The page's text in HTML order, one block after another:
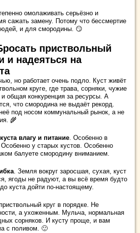
омолаживать серьёзно и
сажать замену. Потому что бессмертие
и для смородины. 😏
приствольный
и надеяться на
но работает очень подло. Куст живёт
круге, где трава, сорняки, чужие
и общая конкуренция за ресурсы. А
что смородина не выдаёт рекорд.
под носом коммунальный рынок, а не
🌾
влагу и питание. Особенно в
у старых кустов. Особенно
балуете смородину вниманием.
. Земля вокруг заросшая, сухая, куст
ягоды не радуют, а вы всё время будто
куста дойти по-настоящему.
круг в порядке. Не
а ухоженным. Мульча, нормальная
сорняков. И кусту проще, и вам
с поливом. 🙂